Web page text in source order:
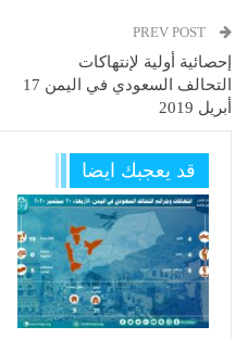
إحصائية أولية لإنتهاكات
التحالف السعودي في اليمن 17
أبريل 2019
قد يعجبك ايضا